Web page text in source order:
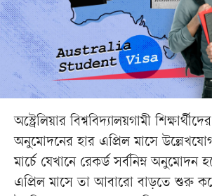
অস্ট্রেলিয়ার বিশ্ববিদ্যালয়গামী
অনুমোদনের হার এপ্রিল মাসে
মার্চে যেখানে রেকর্ড সর্বনিম্ন অনুমোদন
এপ্রিল মাসে তা আবারো বাড়তে শুরু